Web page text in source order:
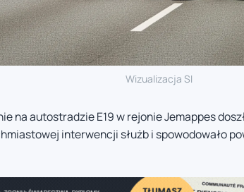
Wizualizacja SI
na autostradzie E19 w rejonie Jemappes
interwencji służb i spowodowało